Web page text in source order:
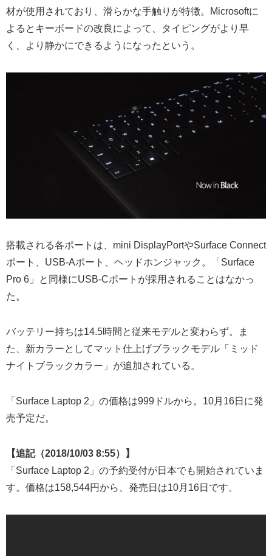
材が使用されており、滑らかな手触りが特徴。Microsoftに
よるとキーボードの改良によって、タイピングがより早
く、より静かにできるようになったという。
搭載される各ポートは、mini DisplayPortやSurface Connect
ポート、USB-Aポート、ヘッドホンジャック。「Surface
Pro 6」と同様にUSB-Cポートが採用されることはなかっ
た。
バッテリー持ちは14.5時間と従来モデルと変わらず。ま
た、新カラーとしてマット仕上げブラックモデル「ミッド
ナイトブラックカラー」が追加されている。
「Surface Laptop 2」の価格は999ドルから。10月16日に発
売予定だ。
【追記（2018/10/03 8:55）】
「Surface Laptop 2」の予約受付が日本でも開始されていま
す。価格は158,544円から、発売日は10月16日です。